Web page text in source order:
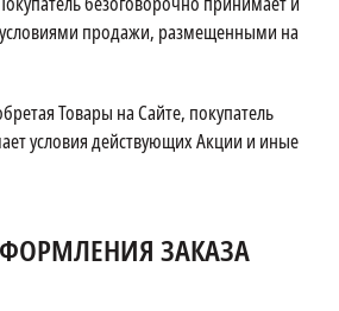
условиями продажи, размещенными на
Товары на Сайте, покупатель
условия действующих Акции и иные
ЗАКАЗА